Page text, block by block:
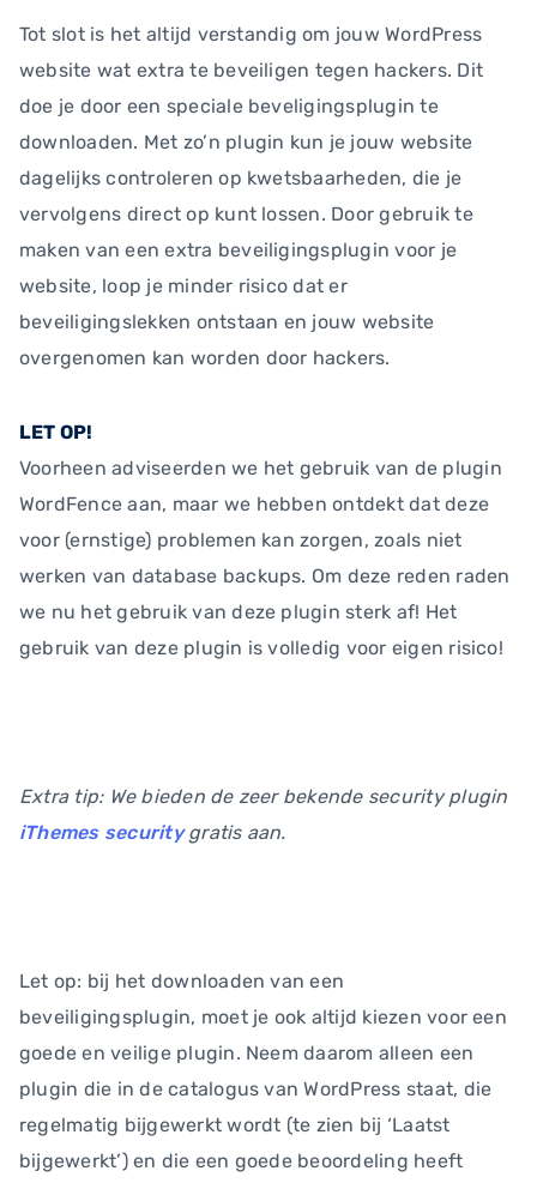
Tot slot is het altijd verstandig om jouw WordPress
website wat extra te beveiligen tegen hackers. Dit
doe je door een speciale beveligingsplugin te
downloaden. Met zo’n plugin kun je jouw website
dagelijks controleren op kwetsbaarheden, die je
vervolgens direct op kunt lossen. Door gebruik te
maken van een extra beveiligingsplugin voor je
website, loop je minder risico dat er
beveiligingslekken ontstaan en jouw website
overgenomen kan worden door hackers.
LET OP!
Voorheen adviseerden we het gebruik van de plugin
WordFence aan, maar we hebben ontdekt dat deze
voor (ernstige) problemen kan zorgen, zoals niet
werken van database backups. Om deze reden raden
we nu het gebruik van deze plugin sterk af! Het
gebruik van deze plugin is volledig voor eigen risico!
Extra tip: We bieden de zeer bekende security plugin
iThemes securitygratis aan.
Let op: bij het downloaden van een
beveiligingsplugin, moet je ook altijd kiezen voor een
goede en veilige plugin. Neem daarom alleen een
plugin die in de catalogus van WordPress staat, die
regelmatig bijgewerkt wordt (te zien bij ‘Laatst
bijgewerkt’) en die een goede beoordeling heeft